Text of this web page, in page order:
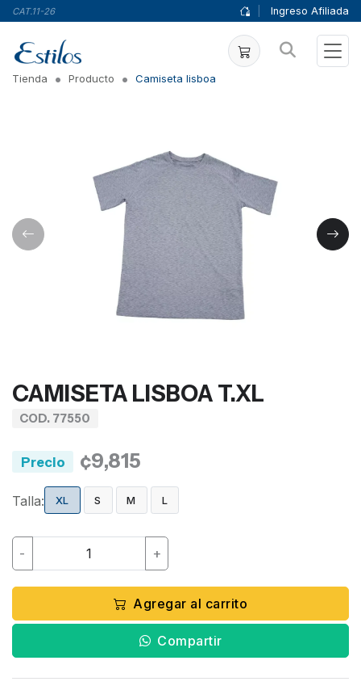
CAT.11-26 Ingreso Afiliada
Tienda Producto Camiseta lisboa
CAMISETA LISBOA T.XL
COD. 77550
Precio ¢9,815
Talla: XL S M L
- +
Agregar al carrito
Compartir